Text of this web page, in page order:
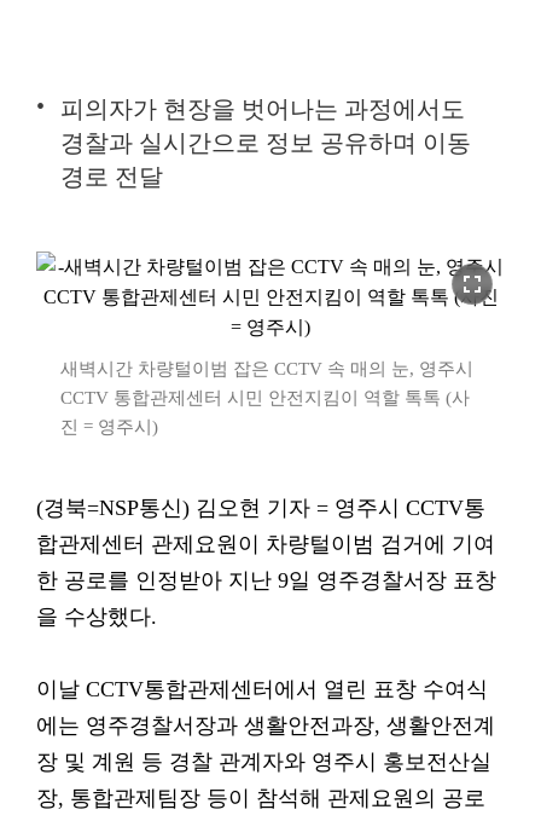
피의자가 현장을 벗어나는 과정에서도
경찰과 실시간으로 정보 공유하며 이동
경로 전달
fullscreen
새벽시간 차량털이범 잡은 CCTV 속 매의 눈, 영주시
CCTV 통합관제센터 시민 안전지킴이 역할 톡톡 (사
진 = 영주시)
(경북=NSP통신) 김오현 기자 = 영주시 CCTV통
합관제센터 관제요원이 차량털이범 검거에 기여
한 공로를 인정받아 지난 9일 영주경찰서장 표창
을 수상했다.
이날 CCTV통합관제센터에서 열린 표창 수여식
에는 영주경찰서장과 생활안전과장, 생활안전계
장 및 계원 등 경찰 관계자와 영주시 홍보전산실
장, 통합관제팀장 등이 참석해 관제요원의 공로